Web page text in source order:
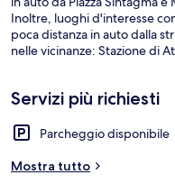
Homestay
Inoltre, luoghi d'interesse
poca distanza in auto dalla
nelle vicinanze: Stazione di
Servizi più richiesti
Parcheggio disponibile
Mostra tutto